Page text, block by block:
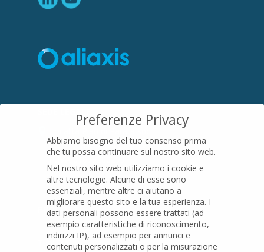
16015 Casella (GE) – Italy
01079200299
PRODOTTI
Tubi PVC
Preferenze Privacy
Abbiamo bisogno del tuo consenso prima
che tu possa continuare sul nostro sito web.
Nel nostro sito web utilizziamo i cookie e
altre tecnologie. Alcune di esse sono
essenziali, mentre altre ci aiutano a
migliorare questo sito e la tua esperienza. I
dati personali possono essere trattati (ad
esempio caratteristiche di riconoscimento,
indirizzi IP), ad esempio per annunci e
contenuti personalizzati o per la misurazione